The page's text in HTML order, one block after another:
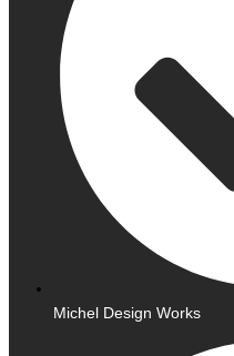
Michel Design Works